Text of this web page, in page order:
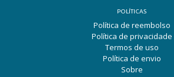
POLÍTICAS
Política de reembolso
Política de privacidade
Termos de uso
Política de envio
Sobre